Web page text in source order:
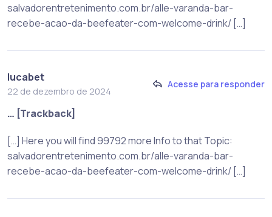
salvadorentretenimento.com.br/alle-varanda-bar-
recebe-acao-da-beefeater-com-welcome-drink/ […]
lucabet
22 de dezembro de 2024
Acesse para responder
… [Trackback]
[…] Here you will find 99792 more Info to that Topic:
salvadorentretenimento.com.br/alle-varanda-bar-
recebe-acao-da-beefeater-com-welcome-drink/ […]